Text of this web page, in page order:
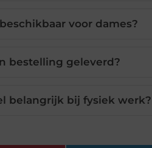
voor dames?
bestelling geleverd?
belangrijk bij fysiek werk?